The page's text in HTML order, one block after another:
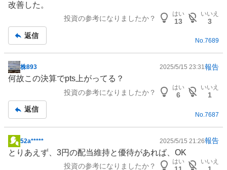
改善した。
投資の参考になりましたか？
はい
13
いいえ
3
返信
No.7689
掲
示
事
株893 2025/5/15 23:31報告
何故この決算でpts上がってる？
投資の参考になりましたか？
はい
6
いいえ
1
返信
No. 7687
掲
示
52a***** 2025/5/15 21:26報告
とりあえず、3円の配当維持と優待があれば、OK
投資の参考になりましたか？
はい いいえ